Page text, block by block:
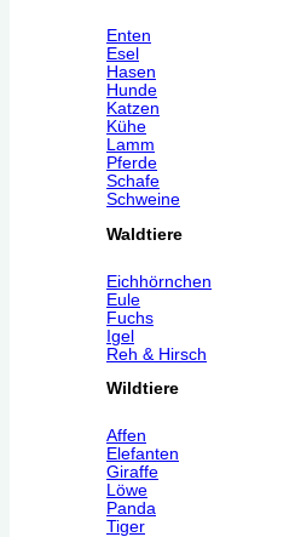
Enten
Esel
Hasen
Hunde
Katzen
Kühe
Lamm
Pferde
Schafe
Schweine
Waldtiere
Eichhörnchen
Eule
Fuchs
Igel
Reh & Hirsch
Wildtiere
Affen
Elefanten
Giraffe
Löwe
Panda
Tiger